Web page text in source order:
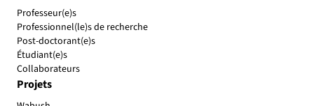
Professeur(e)s
Professionnel(le)s de recherche
Post-doctorant(e)s
Étudiant(e)s
Collaborateurs
Projets